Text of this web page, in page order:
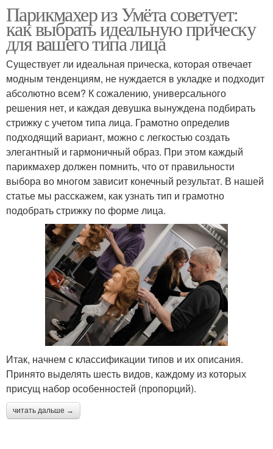
Парикмахер из Умёта советует:
как выбрать идеальную прическу
для вашего типа лица
Существует ли идеальная прическа, которая отвечает
модным тенденциям, не нуждается в укладке и подходит
абсолютно всем? К сожалению, универсального
решения нет, и каждая девушка вынуждена подбирать
стрижку с учетом типа лица. Грамотно определив
подходящий вариант, можно с легкостью создать
элегантный и гармоничный образ. При этом каждый
парикмахер должен помнить, что от правильности
выбора во многом зависит конечный результат. В нашей
статье мы расскажем, как узнать тип и грамотно
подобрать стрижку по форме лица.
Итак, начнем с классификации типов и их описания.
Принято выделять шесть видов, каждому из которых
присущ набор особенностей (пропорций).
читать дальше →